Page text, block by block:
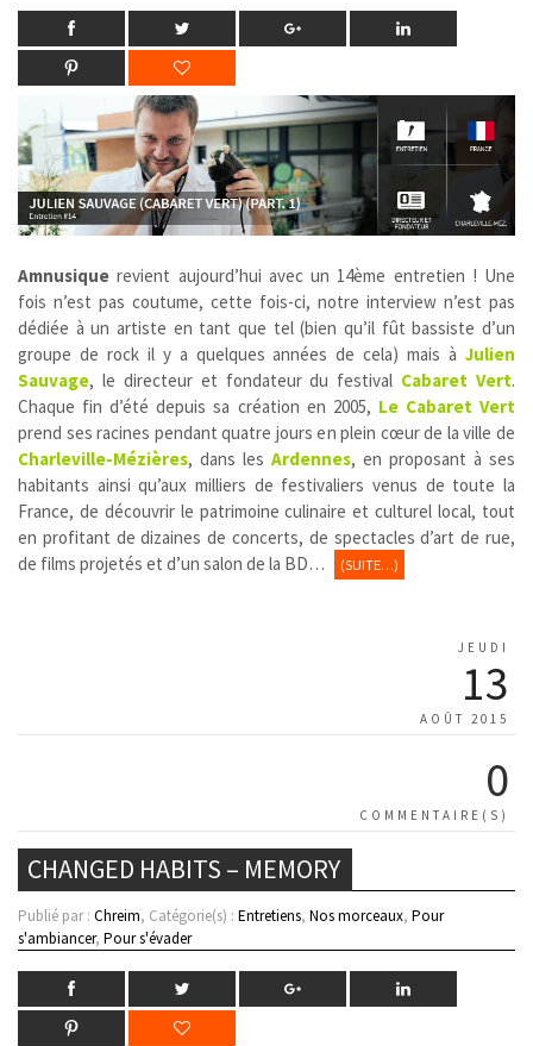
Amnusique revient aujourd’hui avec un 14ème entretien ! Une
fois n’est pas coutume, cette fois-ci, notre interview n’est pas
dédiée à un artiste en tant que tel (bien qu’il fût bassiste d’un
groupe de rock il y a quelques années de cela) mais à Julien
Sauvage, le directeur et fondateur du festival Cabaret Vert.
Chaque fin d’été depuis sa création en 2005, Le Cabaret Vert
prend ses racines pendant quatre jours en plein cœur de la ville de
Charleville-Mézières, dans les Ardennes, en proposant à ses
habitants ainsi qu’aux milliers de festivaliers venus de toute la
France, de découvrir le patrimoine culinaire et culturel local, tout
en profitant de dizaines de concerts, de spectacles d’art de rue,
de films projetés et d’un salon de la BD…
(SUITE…)
JEUDI
13
AOÛT 2015
0
COMMENTAIRE(S)
CHANGED HABITS – MEMORY
Publié par : Chreim, Catégorie(s) : Entretiens, Nos morceaux, Pour
s'ambiancer, Pour s'évader